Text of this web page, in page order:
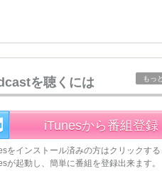
を聴くには もっ
iTunesから番組登録
をインストール済みの方はクリックする
が起動し、簡単に番組を登録出来ます。